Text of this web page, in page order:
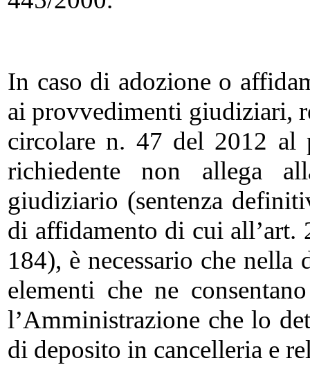
In caso di adozione o
ai provvedimenti giudiziari,
circolare n. 47 del 2012 al
richiedente non allega
giudiziario (sentenza
di affidamento di cui all’art.
184), è necessario che nella
elementi che ne
l’Amministrazione che lo
di deposito in cancelleria e